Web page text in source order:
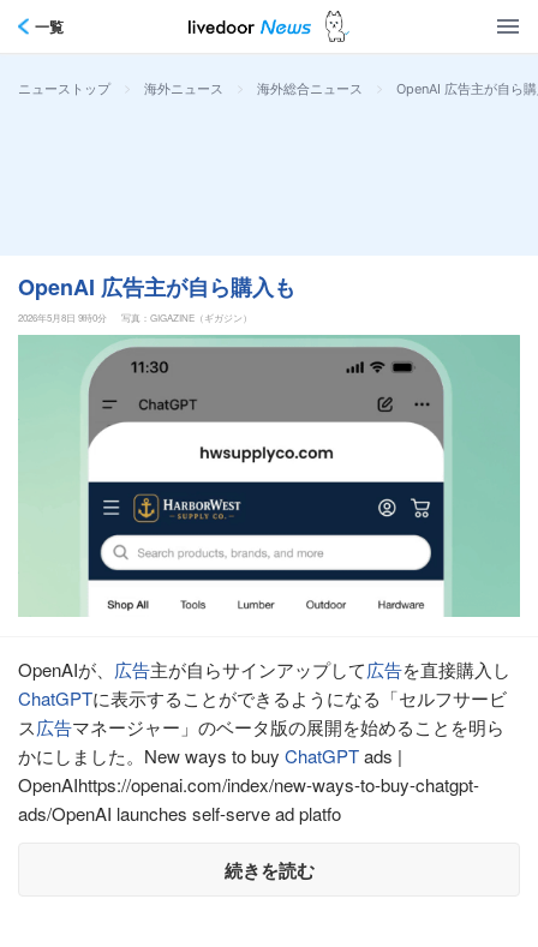
一覧
ニューストップ > 海外ニュース > 海外総合ニュース > OpenAI 広告主が自ら
OpenAI 広告主が自ら購入も
2026年5月8日 9時0分 写真：GIGAZINE（ギガジン）
OpenAIが、 広告主が自らサインアップして広告を直接購入し
ChatGPTに表示することができるようになる「セルフサービ
ス広告マネージャー」のベータ版の展開を始めることを明ら
かにしました。New ways to buy ChatGPTads |
OpenAIhttps://openai.com/index/new-ways-to-buy-chatgpt-
ads/OpenAI launches self-serve ad platfo
続きを読む